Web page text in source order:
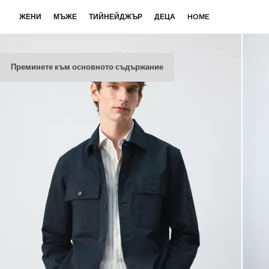
Преминете към основното съдържание
ЖЕНИ МЪЖЕ ТИЙНЕЙДЖЪР ДЕЦА HOME